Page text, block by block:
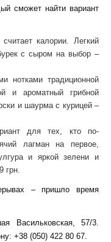
сможет найти вариант
калории. Легкий
с сыром на выбор –
нотками традиционной
и ароматный грибной
и шаурма с курицей –
для тех, кто по-
лагман на первое,
и яркой зелени и
грн.
– пришло время
Васильковская, 57/3.
+38 (050) 422 80 67.